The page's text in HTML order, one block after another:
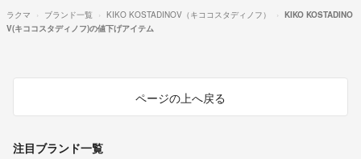
ラクマ ブランド一覧 KIKO KOSTADINOV（キココスタディノフ）
KIKO KOSTADINO
V(キココスタディノフ)の値下げアイテム
ページの上へ戻る
注目ブランド一覧